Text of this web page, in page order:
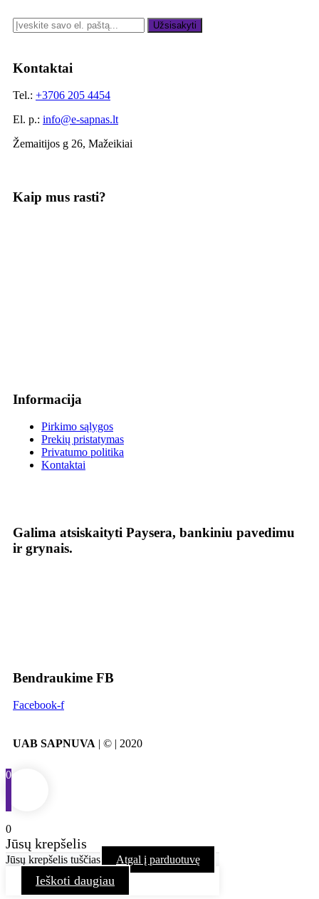
Užsisakyti
Kontaktai
Tel.: +3706 205 4454
El. p.: info@e-sapnas.lt
Žemaitijos g 26, Mažeikiai
Kaip mus rasti?
Informacija
Pirkimo sąlygos
Prekių pristatymas
Privatumo politika
Kontaktai
Galima atsiskaityti Paysera, bankiniu pavedimu
ir grynais.
Bendraukime FB
Facebook-f
UAB SAPNUVA | © | 2020
0
0
Jūsų krepšelis
Jūsų krepšelis tuščias Atgal į parduotuvę
Ieškoti daugiau